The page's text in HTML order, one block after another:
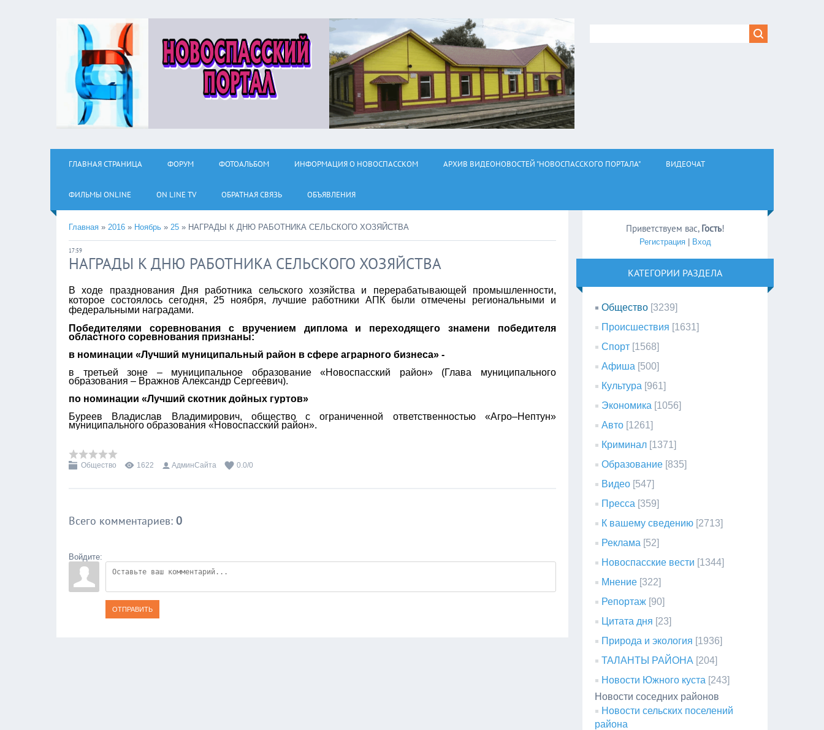
ГЛАВНАЯ СТРАНИЦА ФОРУМ ФОТОАЛЬБОМ ИНФОРМАЦИЯ О НОВОСПАССКОМ АРХИВ ВИДЕОНОВОСТЕЙ "НОВОСПАССКОГО ПОРТАЛА" ВИДЕОЧАТ
ФИЛЬМЫ ОNLINE ON LINE TV ОБРАТНАЯ СВЯЗЬ ОБЪЯВЛЕНИЯ
Главная » 2016 » Ноябрь » 25 » НАГРАДЫ К ДНЮ РАБОТНИКА СЕЛЬСКОГО ХОЗЯЙСТВА
17:59
НАГРАДЫ К ДНЮ РАБОТНИКА СЕЛЬСКОГО ХОЗЯЙСТВА
В ходе празднования Дня работника сельского хозяйства и перерабатывающей промышленности,
которое состоялось сегодня, 25 ноября, лучшие работники АПК были отмечены региональными и
федеральными наградами.
Победителями соревнования с вручением диплома и переходящего знамени победителя
областного соревнования признаны:
в номинации «Лучший муниципальный район в сфере аграрного бизнеса» -
в третьей зоне – муниципальное образование «Новоспасский район» (Глава муниципального
образования – Вражнов Александр Сергеевич).
по номинации «Лучший скотник дойных гуртов»
Буреев Владислав Владимирович, общество с ограниченной ответственностью «Агро–Нептун»
муниципального образования «Новоспасский район».
Общество 1622 АдминСайта 0.0/0
Всего комментариев: 0
Войдите:
ОТПРАВИТЬ
Приветствуем вас, Гость!
Регистрация| Вход
КАТЕГОРИИ РАЗДЕЛА
Общество [3239]
Происшествия [1631]
Спорт [1568]
Афиша [500]
Культура [961]
Экономика [1056]
Авто [1261]
Криминал [1371]
Образование [835]
Видео [547]
Пресса [359]
К вашему сведению [2713]
Реклама [52]
Новоспасские вести [1344]
Мнение [322]
Репортаж [90]
Цитата дня [23]
Природа и экология [1936]
ТАЛАНТЫ РАЙОНА [204]
Новости Южного куста [243]
Новости соседних районов
Новости сельских поселений
района